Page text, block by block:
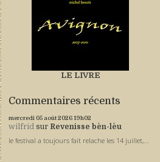
LE LIVRE
Commentaires récents
mercredi 05 août 202619h02
wilfrid sur Revenisse bèn-lèu
le festival a toujours fait relache les 14 juillet,...